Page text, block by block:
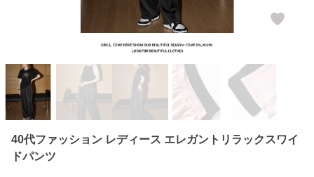
40代ファッション レディース エレガントリラックスワイ
ドパンツ